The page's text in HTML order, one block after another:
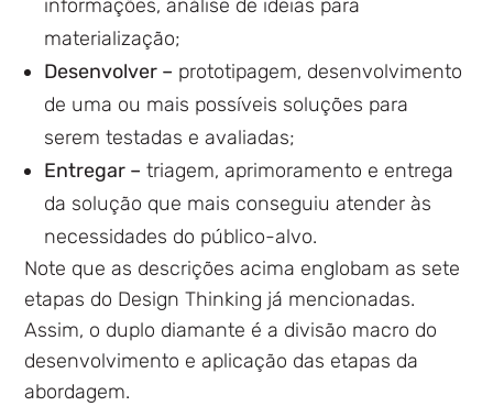
informações, análise de ideias para
materialização;
Desenvolver – prototipagem, desenvolvimento
de uma ou mais possíveis soluções para
serem testadas e avaliadas;
Entregar – triagem, aprimoramento e entrega
da solução que mais conseguiu atender às
necessidades do público-alvo.
Note que as descrições acima englobam as sete
etapas do Design Thinking já mencionadas.
Assim, o duplo diamante é a divisão macro do
desenvolvimento e aplicação das etapas da
abordagem.